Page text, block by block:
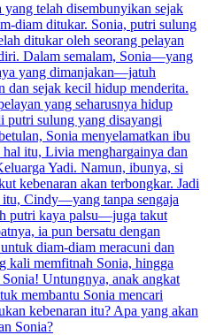
yang telah disembunyikan sejak
diam ditukar. Sonia, putri sulung
ditukar oleh seorang pelayan
Dalam semalam, Sonia—yang
yang dimanjakan—jatuh
dan sejak kecil hidup menderita.
yang seharusnya hidup
putri sulung yang disayangi
Sonia menyelamatkan ibu
itu, Livia menghargainya dan
Yadi. Namun, ibunya, si
kebenaran akan terbongkar. Jadi
Cindy—yang tanpa sengaja
putri kaya palsu—juga takut
ia pun bersatu dengan
diam-diam meracuni dan
kali memfitnah Sonia, hingga
Untungnya, anak angkat
membantu Sonia mencari
kebenaran itu? Apa yang akan
Sonia?